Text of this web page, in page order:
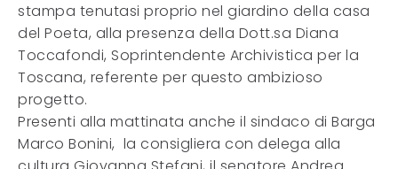
stampa tenutasi proprio nel giardino della casa
del Poeta, alla presenza della Dott.sa Diana
Toccafondi, Soprintendente Archivistica per la
Toscana, referente per questo ambizioso
progetto.
Presenti alla mattinata anche il sindaco di Barga
Marco Bonini, la consigliera con delega alla